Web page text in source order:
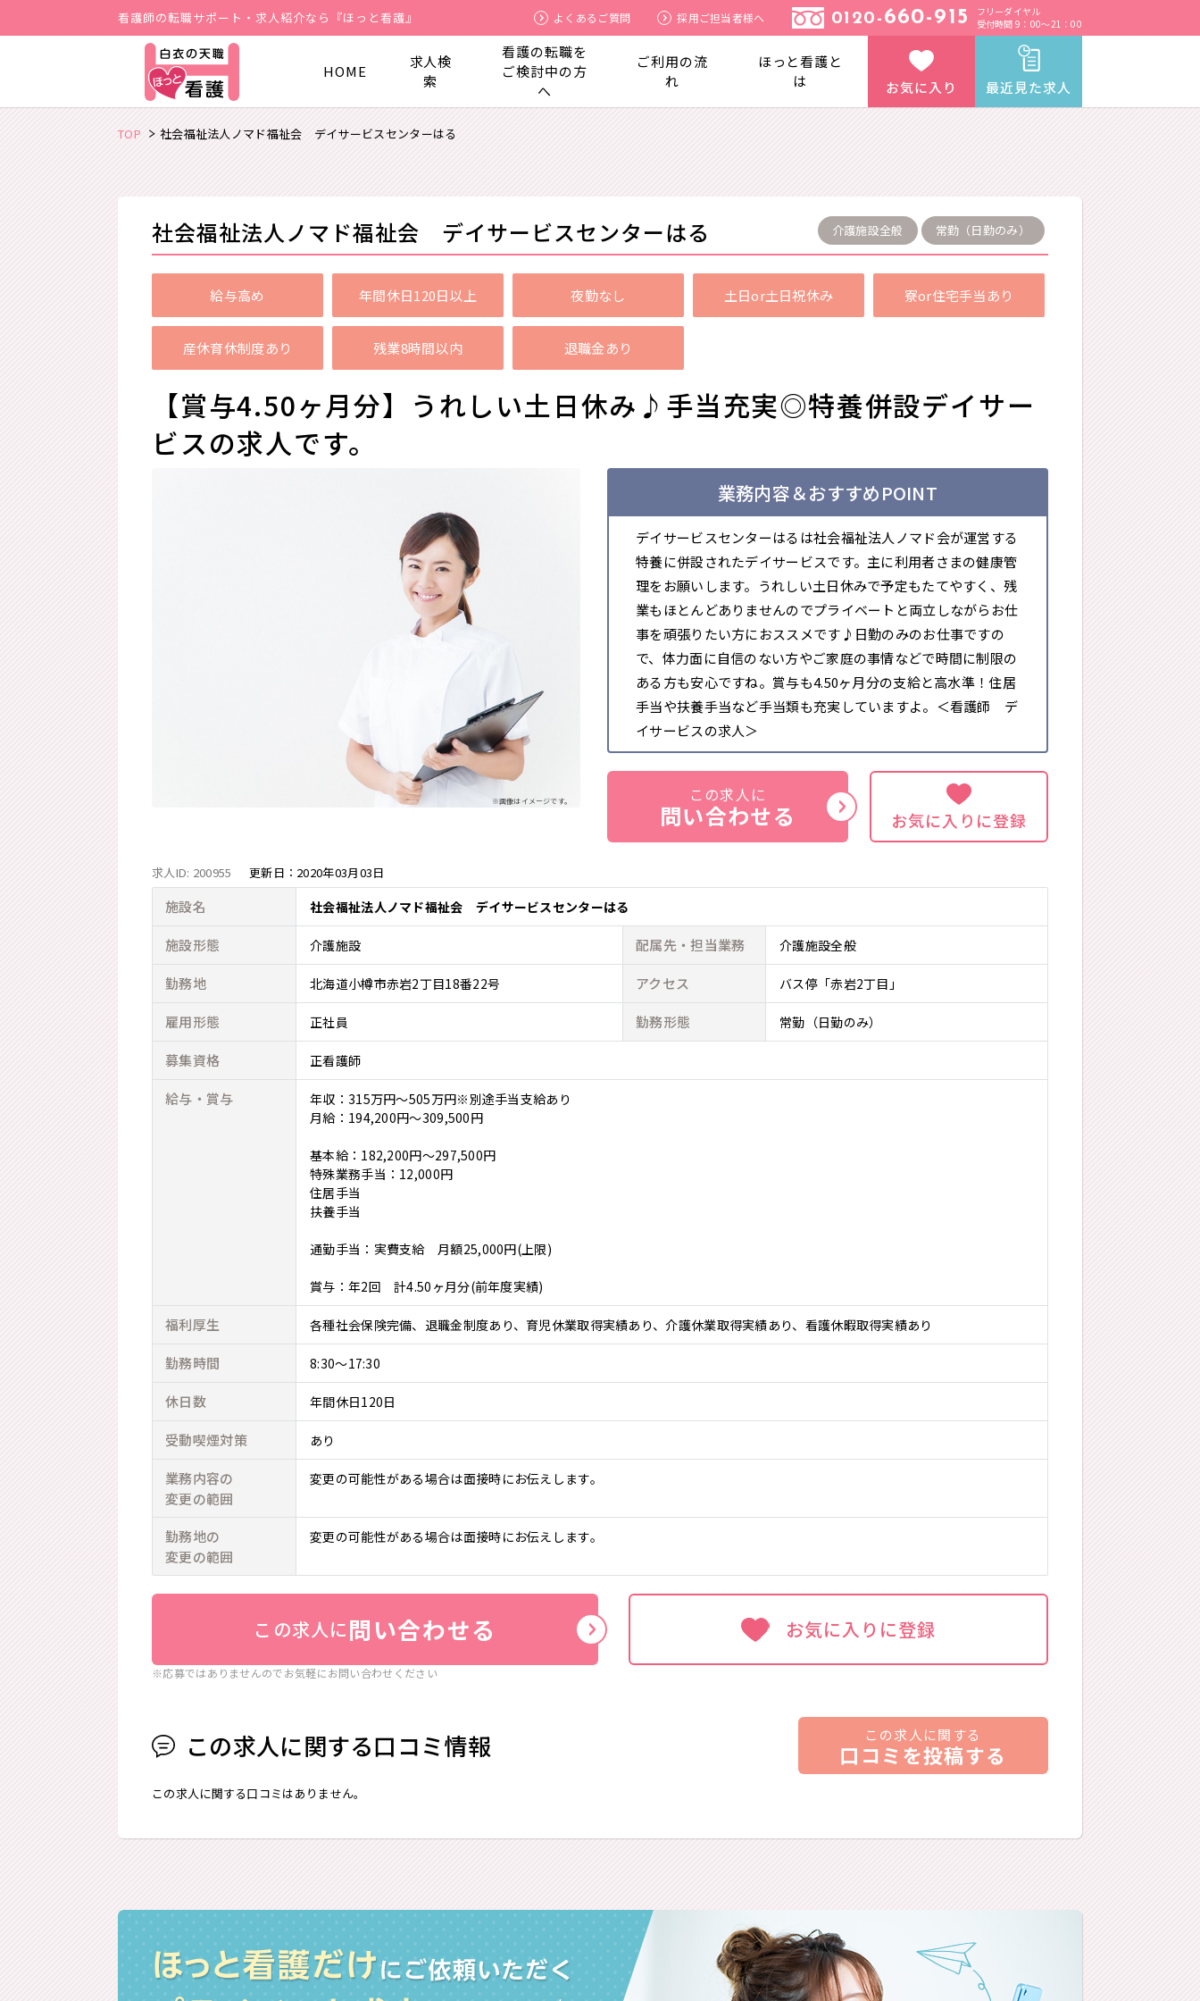
お気に入り 最近見た求人
看護師の転職サポート・求人紹介なら『ほっと看護』 よくあるご質問 採用ご担当者様へ 0120- 660-915
フリーダイヤル
受付時間 9：00～21：00
HOME
求人検
索
看護の転職を
ご検討中の方
へ
ご利用の流
れ
ほっと看護と
は
TOP 社会福祉法人ノマド福祉会 デイサービスセンターはる
社会福祉法人ノマド福祉会 デイサービスセンターはる 介護施設全般 常勤（日勤のみ）
給与高め 年間休日120日以上 夜勤なし 土日or土日祝休み 寮or住宅手当あり
産休育休制度あり 残業8時間以内 退職金あり
【賞与4.50ヶ月分】うれしい土日休み♪手当充実◎特養併設デイサー
ビスの求人です。
※画像はイメージです。
業務内容＆おすすめPOINT
デイサービスセンターはるは社会福祉法人ノマド会が運営する
特養に併設されたデイサービスです。主に利用者さまの健康管
理をお願いします。うれしい土日休みで予定もたてやすく、残
業もほとんどありませんのでプライベートと両立しながらお仕
事を頑張りたい方におススメです♪日勤のみのお仕事ですの
で、体力面に自信のない方やご家庭の事情などで時間に制限の
ある方も安心ですね。賞与も4.50ヶ月分の支給と高水準！住居
手当や扶養手当など手当類も充実していますよ。＜看護師 デ
イサービスの求人＞
この求人に
問い合わせる お気に入りに登録
求人ID: 200955 更新日： 2020年03月03日
施設名 社会福祉法人ノマド福祉会 デイサービスセンターはる
施設形態 介護施設 配属先・担当業務 介護施設全般
勤務地 北海道小樽市赤岩2丁目18番22号 アクセス バス停「赤岩2丁目」
雇用形態 正社員 勤務形態 常勤（日勤のみ）
募集資格 正看護師
給与・賞与
年収：315万円～505万円※別途手当支給あり
月給：194,200円～309,500円
基本給：182,200円～297,500円
特殊業務手当：12,000円
住居手当
扶養手当
通勤手当：実費支給 月額25,000円(上限)
賞与：年2回 計4.50ヶ月分(前年度実績)
福利厚生 各種社会保険完備、退職金制度あり、育児休業取得実績あり、介護休業取得実績あり、看護休暇取得実績あり
勤務時間 8:30～17:30
休日数 年間休日120日
受動喫煙対策 あり
業務内容の
変更の範囲
変更の可能性がある場合は面接時にお伝えします。
勤務地の
変更の範囲
変更の可能性がある場合は面接時にお伝えします。
この求人に問い合わせる お気に入りに登録
※応募ではありませんのでお気軽にお問い合わせください
この求人に関する口コミ情報 この求人に関する
口コミを投稿する
この求人に関する口コミはありません。